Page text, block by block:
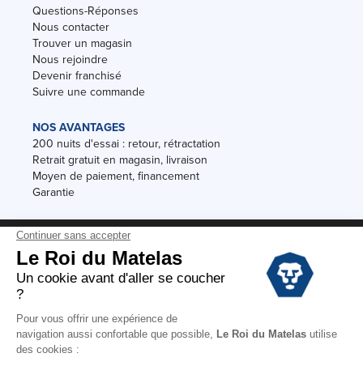
Questions-Réponses
Nous contacter
Trouver un magasin
Nous rejoindre
Devenir franchisé
Suivre une commande
NOS AVANTAGES
200 nuits d'essai : retour, rétractation
Retrait gratuit en magasin, livraison
Moyen de paiement, financement
Garantie
Conditions des offres
Black Friday
Destockage
Conditions Générales de vente magasin